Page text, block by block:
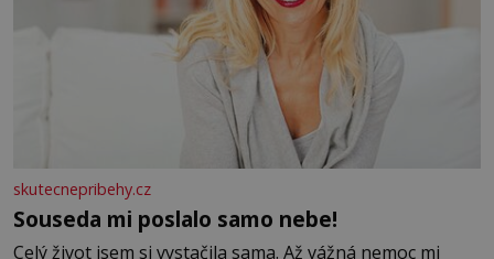
skutecnepribehy.cz
Souseda mi poslalo samo nebe!
Celý život jsem si vystačila sama. Až vážná nemoc mi